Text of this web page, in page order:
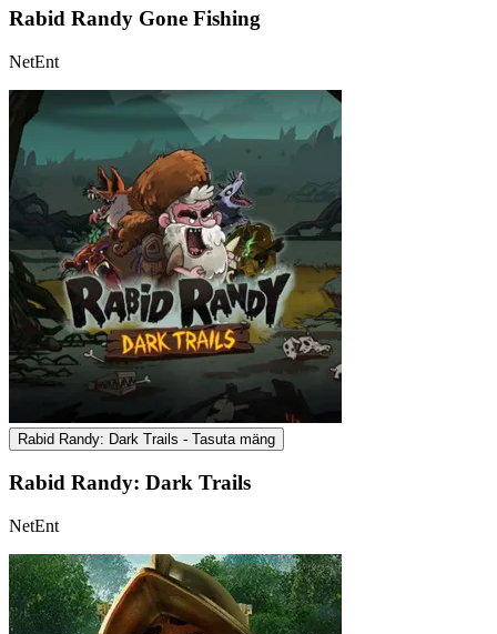
Rabid Randy Gone Fishing
NetEnt
Rabid Randy: Dark Trails - Tasuta mäng
Rabid Randy: Dark Trails
NetEnt